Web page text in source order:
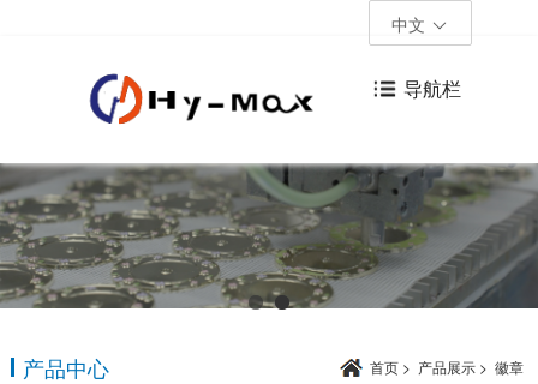
中文
导航栏
产品中心 首页 > 产品展示 > 徽章